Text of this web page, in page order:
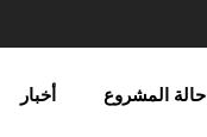
حالة المشروع أخبار